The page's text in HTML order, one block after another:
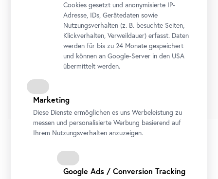
Dauerausstellung • Oberes Belvedere
Schau!
Die Sammlung Belvedere von Cranach bis
Lassnig
Cookies gesetzt und anonymisierte IP-
Adresse, IDs, Gerätedaten sowie
Nutzungsverhalten (z. B. besuchte Seiten,
Klickverhalten, Verweildauer) erfasst. Daten
werden für bis zu 24 Monate gespeichert
und können an Google-Server in den USA
übermittelt werden.
Marketing
Diese Dienste ermöglichen es uns Werbeleistung zu
messen und personalisierte Werbung basierend auf
Ihrem Nutzungsverhalten anzuzeigen.
Google Ads / Conversion Tracking